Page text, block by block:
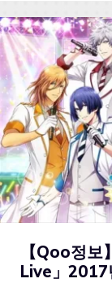
【Qoo정
Live」2017